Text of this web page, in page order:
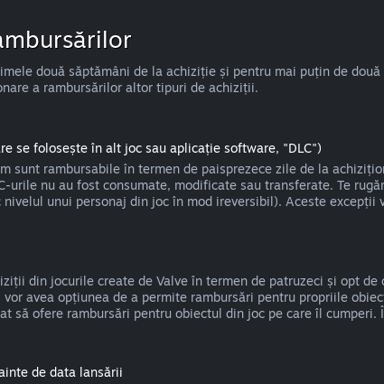
două săptămâni de la achiziție și pentru mai puțin de
a rambursărilor altor tipuri de achiziții.
se folosește în alt joc sau aplicație software, "DLC")
sunt rambursabile în termen de paisprezece zile de la
urile nu au fost consumate, modificate sau transferate. Te
unui personaj din joc în mod ireversibil). Aceste
din jocurile create de Valve în termen de patruzeci și opt
avea opțiunea de a permite rambursări pentru propriile
să ofere rambursări pentru obiectul din joc pe care îl
de data lansării